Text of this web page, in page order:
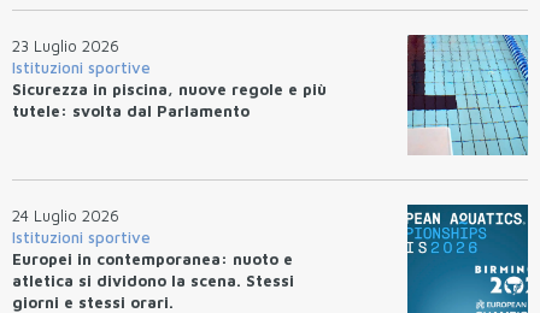
23 Luglio 2026
Istituzioni sportive
Sicurezza in piscina, nuove regole e più
tutele: svolta dal Parlamento
24 Luglio 2026
Istituzioni sportive
Europei in contemporanea: nuoto e
atletica si dividono la scena. Stessi
giorni e stessi orari.